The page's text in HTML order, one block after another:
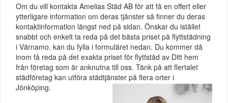
Om du vill kontakta Amelias Städ AB för att få en offert eller
ytterligare information om deras tjänster så finner du deras
kontaktinformation längst ned på sidan. Önskar du istället
snabbt och enkelt ta reda på det bästa priset på flyttstädning
i Värnamo, kan du fylla i formuläret nedan. Du kommer då
inom få reda på det exakta priset för flyttstäd av Ditt hem
från företag som är anknutna till oss. Tänk på att flertalet
städföretag kan utföra städtjänster på flera orter i
Jönköping.